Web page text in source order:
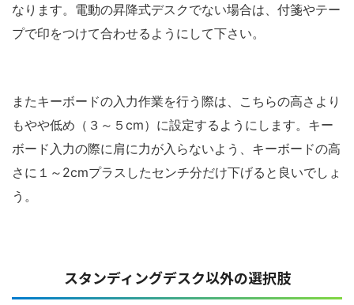
なります。電動の昇降式デスクでない場合は、付箋やテー
プで印をつけて合わせるようにして下さい。
またキーボードの入力作業を行う際は、こちらの高さより
もやや低め（３～５cm）に設定するようにします。キー
ボード入力の際に肩に力が入らないよう、キーボードの高
さに１～2cmプラスしたセンチ分だけ下げると良いでしょ
う。
スタンディングデスク以外の選択肢